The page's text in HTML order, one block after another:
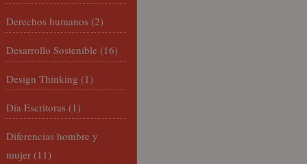
Derechos humanos (2)
Desarrollo Sostenible (16)
Design Thinking (1)
Día Escritoras (1)
Diferencias hombre y
mujer (11)